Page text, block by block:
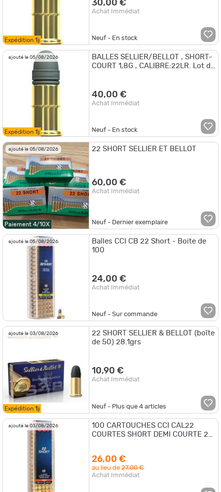
Expédition 1j
30,00 €
Achat Immédiat
Neuf - En stock
ajouté le 05/08/2026
Expédition 1j
BALLES SELLIER/BELLOT , SHORT-
COURT 1,8G , CALIBRE:22LR. Lot de
40,00 €
Achat Immédiat
Neuf - En stock
ajouté le 05/08/2026
Paiement 4/10X
22 SHORT SELLIER ET BELLOT
60,00 €
Achat Immédiat
Neuf - Dernier exemplaire
ajouté le 05/08/2026
Balles CCI CB 22 Short - Boite de
100
24,00 €
Achat Immédiat
Neuf - Sur commande
ajouté le 03/08/2026
Expédition 1j
22 SHORT SELLIER & BELLOT (boîte
de 50) 28.1grs
10,90 €
Achat Immédiat
Neuf - Plus que4 articles
ajouté le 03/08/2026
100 CARTOUCHES CCI CAL22
COURTES SHORT DEMI COURTE 29
26,00 €
au lieu de27,00 €
Achat Immédiat